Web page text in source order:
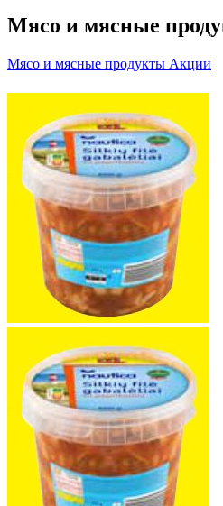
Мясо и мясные
Мясо и мясные продукты Акции